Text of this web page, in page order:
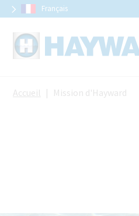
Français
Accueil Mission d'Hayward
Panneau de gestion des cookies